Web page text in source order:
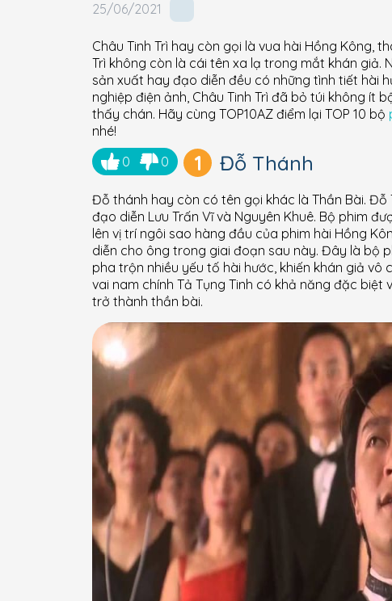
25/06/2021
Châu Tinh Trì hay còn gọi là vua hài Hồng Kông,
Trì không còn là cái tên xa lạ trong mắt khán giả.
sản xuất hay đạo diễn đều có những tình tiết hài
nghiệp điện ảnh, Châu Tinh Trì đã bỏ túi không ít
thấy chán. Hãy cùng TOP10AZ điểm lại TOP 10 bộ
nhé!
0
0 1 Đỗ Thánh
Đỗ thánh hay còn có tên gọi khác là Thần Bài.
đạo diễn Lưu Trấn Vĩ và Nguyên Khuê. Bộ phim
lên vị trí ngôi sao hàng đầu của phim hài Hồng
diễn cho ông trong giai đoạn sau này. Đây là bộ
pha trộn nhiều yếu tố hài hước, khiến khán giả vô
vai nam chính Tả Tụng Tinh có khả năng đặc
trở thành thần bài.